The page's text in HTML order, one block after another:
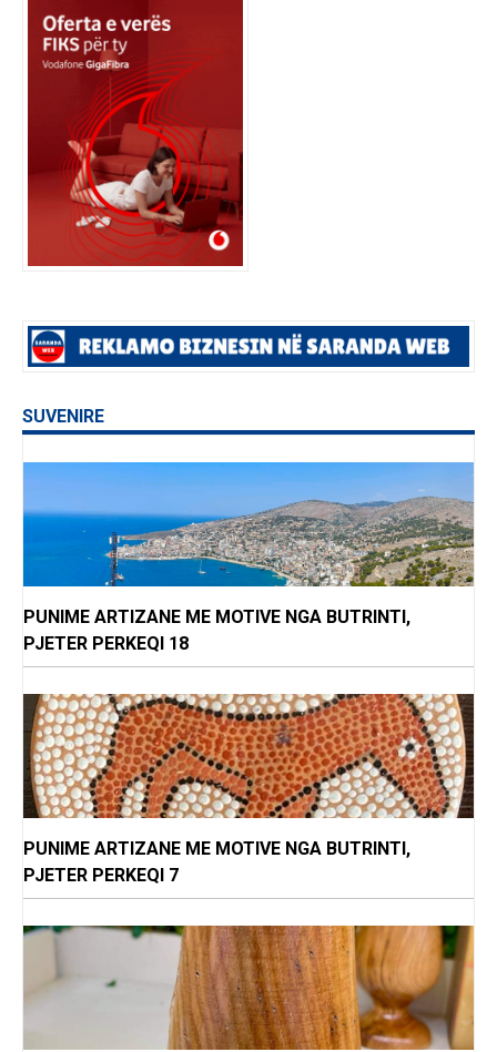
SUVENIRE
PUNIME ARTIZANE ME MOTIVE NGA BUTRINTI,
PJETER PERKEQI 18
PUNIME ARTIZANE ME MOTIVE NGA BUTRINTI,
PJETER PERKEQI 7